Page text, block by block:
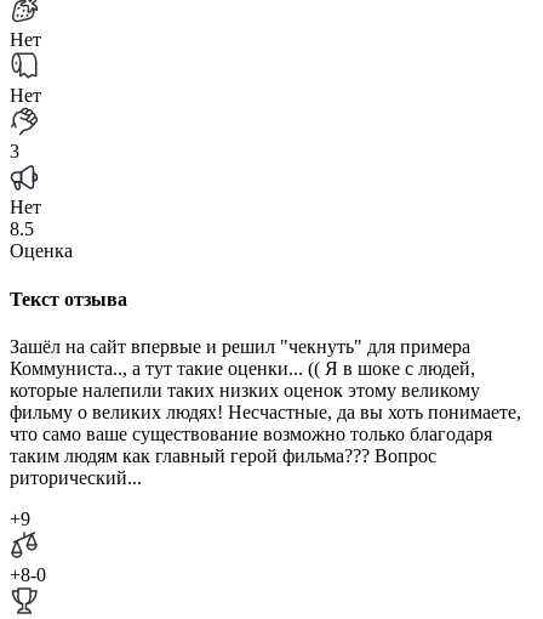
Нет
Нет
3
Нет
8.5
Оценка
Текст отзыва
Зашёл на сайт впервые и решил "чекнуть" для примера
Коммуниста.., а тут такие оценки... (( Я в шоке с людей,
которые налепили таких низких оценок этому великому
фильму о великих людях! Несчастные, да вы хоть понимаете,
что само ваше существование возможно только благодаря
таким людям как главный герой фильма??? Вопрос
риторический...
+9
+8-0